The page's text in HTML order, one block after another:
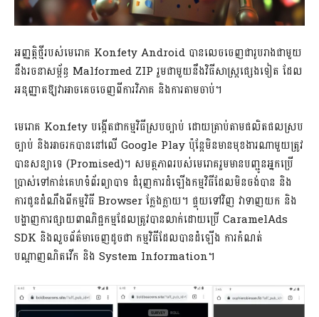
អញ្ញត្តិថ្មីរបស់មេរោគ Konfety Android បានលេចចេញជារូបរាងជាមួយ
នឹងរចនាសម្ព័ន្ធ Malformed ZIP រួមជាមួយនឹងវិធីសាស្រ្តផ្សេងទៀត ដែល
អនុញ្ញាតឱ្យវាអាចគេចចេញពីការវិភាគ និងការតាមចាប់។
មេរោគ Konfety បង្កើតជាកម្មវិធីស្របច្បាប់ ដោយត្រាប់តាមផលិតផលស្រប
ច្បាប់ និងអាចរកបាននៅលើ Google Play ប៉ុន្តែមិនមានមុខងារណាមួយត្រូវ
បានសន្យាទេ (Promised)។ សមត្ថភាពរបស់មេរោគរួមមានបញ្ជូនអ្នកប្រើ
ប្រាស់ទៅកាន់គេហទំព័រព្យាបាទ ជំរុញការដំឡើងកម្មវិធីដែលមិនចង់បាន និង
ការជូនដំណឹងពីកម្មវិធី Browser ក្លែងក្លាយ។ ផ្ទុយទៅវិញ វាទាញយក និង
បង្ហាញការផ្សាយពាណិជ្ជកម្មដែលត្រូវបានលាក់ដោយប្រើ CaramelAds
SDK និងលួចព័ត៌មាចេញដូចជា កម្មវិធីដែលបានដំឡើង ការកំណត់
បណ្តាញណិតវើក និង System Information។